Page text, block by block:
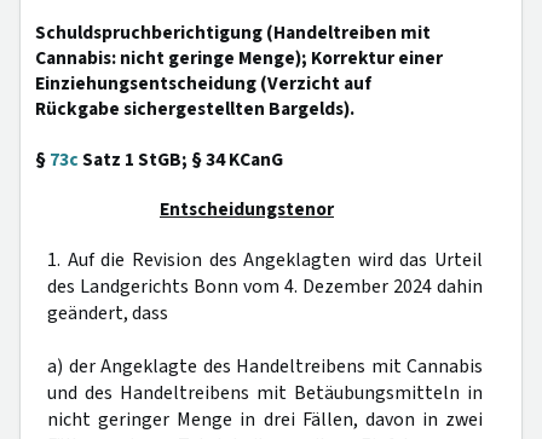
Schuldspruchberichtigung (Handeltreiben mit
Cannabis: nicht geringe Menge); Korrektur einer
Einziehungsentscheidung (Verzicht auf
Rückgabe sichergestellten Bargelds).
§73cSatz 1 StGB; § 34 KCanG
Entscheidungstenor
1. Auf die Revision des Angeklagten wird das Urteil
des Landgerichts Bonn vom 4. Dezember 2024 dahin
geändert, dass
a) der Angeklagte des Handeltreibens mit Cannabis
und des Handeltreibens mit Betäubungsmitteln in
nicht geringer Menge in drei Fällen, davon in zwei